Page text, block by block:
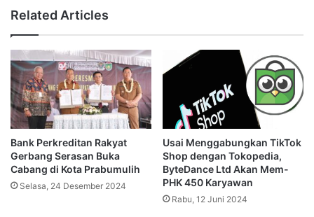
Related Articles
Bank Perkreditan Rakyat
Gerbang Serasan Buka
Cabang di Kota Prabumulih
Selasa, 24 Desember 2024
Usai Menggabungkan TikTok
Shop dengan Tokopedia,
ByteDance Ltd Akan Mem-
PHK 450 Karyawan
Rabu, 12 Juni 2024